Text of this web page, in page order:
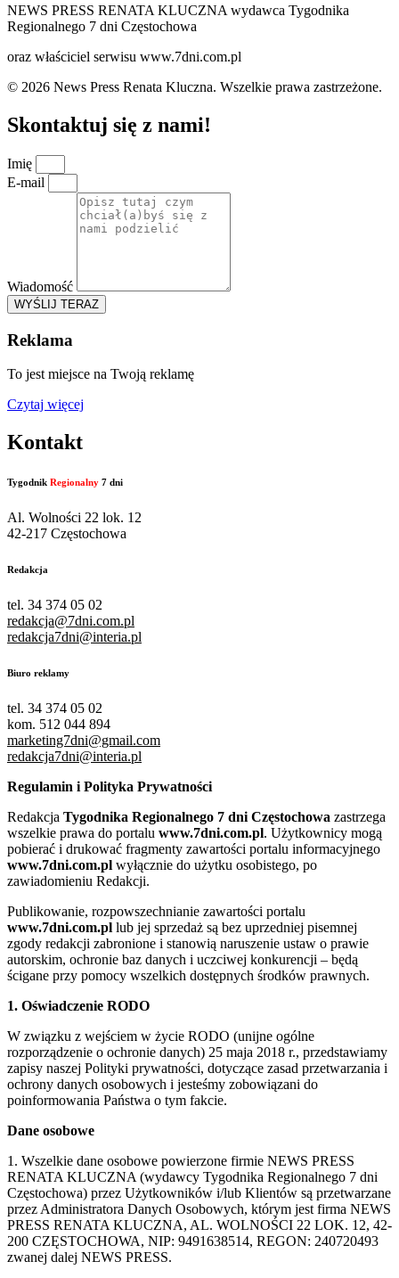
NEWS PRESS RENATA KLUCZNA wydawca Tygodnika
Regionalnego 7 dni Częstochowa
oraz właściciel serwisu www.7dni.com.pl
© 2026 News Press Renata Kluczna. Wszelkie prawa zastrzeżone.
Skontaktuj się z nami!
Imię
E-mail
Wiadomość
WYŚLIJ TERAZ
Reklama
To jest miejsce na Twoją reklamę
Czytaj więcej
Kontakt
Tygodnik Regionalny 7 dni
Al. Wolności 22 lok. 12
42-217 Częstochowa
Redakcja
tel. 34 374 05 02
redakcja@7dni.com.pl
redakcja7dni@interia.pl
Biuro reklamy
tel. 34 374 05 02
kom. 512 044 894
marketing7dni@gmail.com
redakcja7dni@interia.pl
Regulamin i Polityka Prywatności
Redakcja Tygodnika Regionalnego 7 dni Częstochowa zastrzega
wszelkie prawa do portalu www.7dni.com.pl. Użytkownicy mogą
pobierać i drukować fragmenty zawartości portalu informacyjnego
www.7dni.com.pl wyłącznie do użytku osobistego, po
zawiadomieniu Redakcji.
Publikowanie, rozpowszechnianie zawartości portalu
www.7dni.com.pl lub jej sprzedaż są bez uprzedniej pisemnej
zgody redakcji zabronione i stanowią naruszenie ustaw o prawie
autorskim, ochronie baz danych i uczciwej konkurencji – będą
ścigane przy pomocy wszelkich dostępnych środków prawnych.
1. Oświadczenie RODO
W związku z wejściem w życie RODO (unijne ogólne
rozporządzenie o ochronie danych) 25 maja 2018 r., przedstawiamy
zapisy naszej Polityki prywatności, dotyczące zasad przetwarzania i
ochrony danych osobowych i jesteśmy zobowiązani do
poinformowania Państwa o tym fakcie.
Dane osobowe
1. Wszelkie dane osobowe powierzone firmie NEWS PRESS
RENATA KLUCZNA (wydawcy Tygodnika Regionalnego 7 dni
Częstochowa) przez Użytkowników i/lub Klientów są przetwarzane
przez Administratora Danych Osobowych, którym jest firma NEWS
PRESS RENATA KLUCZNA, AL. WOLNOŚCI 22 LOK. 12, 42-
200 CZĘSTOCHOWA, NIP: 9491638514, REGON: 240720493
zwanej dalej NEWS PRESS.